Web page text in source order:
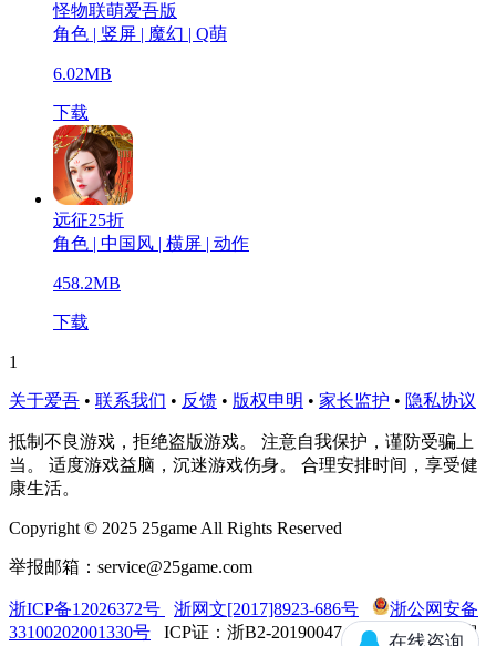
怪物联萌爱吾版
角色 | 竖屏 | 魔幻 | Q萌
6.02MB
下载
远征25折
角色 | 中国风 | 横屏 | 动作
458.2MB
下载
1
关于爱吾 • 联系我们 • 反馈 • 版权申明 • 家长监护 • 隐私协议
抵制不良游戏，拒绝盗版游戏。 注意自我保护，谨防受骗上
当。 适度游戏益脑，沉迷游戏伤身。 合理安排时间，享受健
康生活。
Copyright © 2025 25game All Rights Reserved
举报邮箱：service@25game.com
浙ICP备12026372号 浙网文[2017]8923-686号
浙公网安备
33100202001330号 ICP证：浙B2-20190047 台州市爱吾信息